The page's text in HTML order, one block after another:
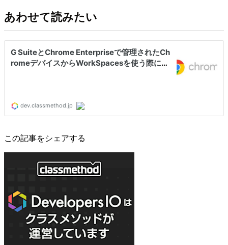
あわせて読みたい
この記事をシェアする